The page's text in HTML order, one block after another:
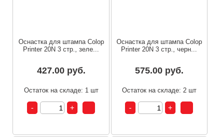
Оснастка для штампа Colop
Printer 20N 3 стр., зеле...
427.00 руб.
Остаток на складе: 1 шт
Оснастка для штампа Colop
Printer 20N 3 стр., черн...
575.00 руб.
Остаток на складе: 2 шт